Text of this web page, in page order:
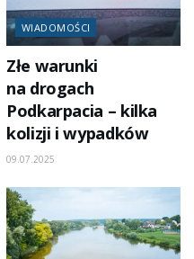
WIADOMOŚCI
Złe warunki
na drogach
Podkarpacia – kilka
kolizji i wypadków
09.07.2025